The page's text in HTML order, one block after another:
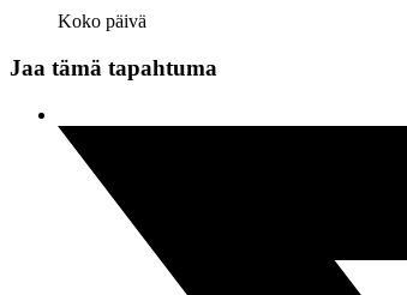
Koko päivä
Jaa tämä tapahtuma